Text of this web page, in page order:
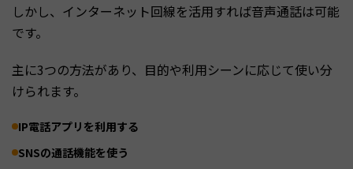
しかし、インターネット回線を活用すれば音声通話は可能
です。
主に3つの方法があり、目的や利用シーンに応じて使い分
けられます。
IP電話アプリを利用する
SNSの通話機能を使う